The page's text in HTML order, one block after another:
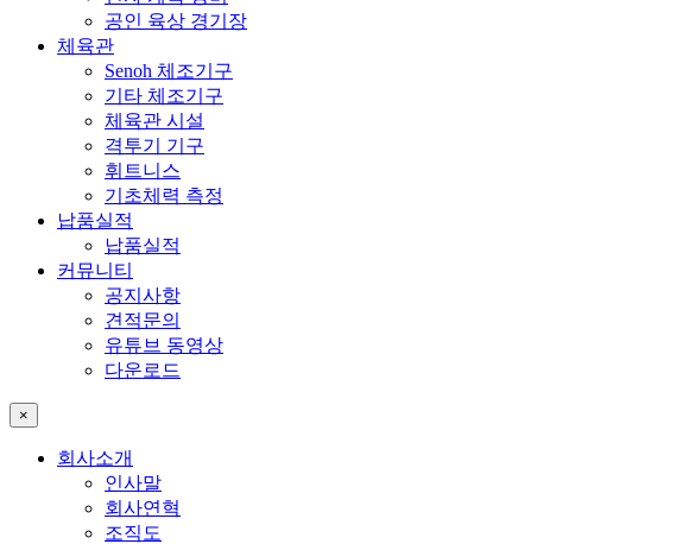
공인 육상 경기장
체육관
Senoh 체조기구
기타 체조기구
체육관 시설
격투기 기구
휘트니스
기초체력 측정
납품실적
납품실적
커뮤니티
공지사항
견적문의
유튜브 동영상
다운로드
×
회사소개
인사말
회사연혁
조직도